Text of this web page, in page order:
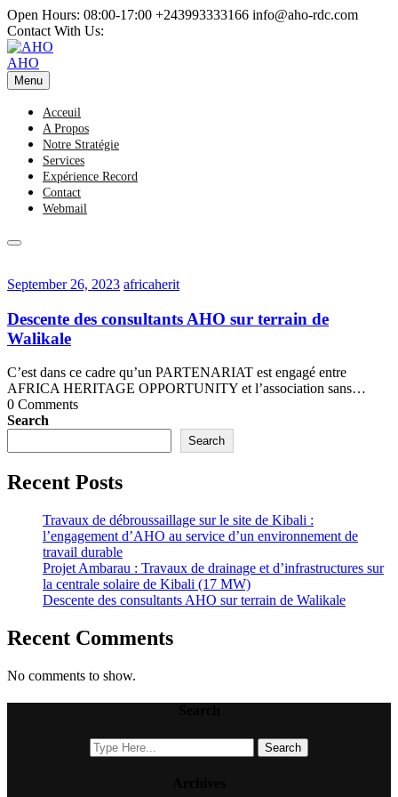
Skip
to
content
Open Hours: 08:00-17:00 +243993333166 info@aho-rdc.com
Contact With Us:
AHO
Menu
Acceuil
A Propos
Notre Stratégie
Services
Expérience Record
Contact
Webmail
September 26, 2023September
2023
africaheritafricaherit
Descente des consultants AHO sur terrain de
Walikale
C’est dans ce cadre qu’un PARTENARIAT est engagé entre
AFRICA HERITAGE OPPORTUNITY et l’association sans…
0 Comments
Search
Search
Recent Posts
Travaux de débroussaillage sur le site de Kibali :
l’engagement d’AHO au service d’un environnement de
travail durable
Projet Ambarau : Travaux de drainage et d’infrastructures sur
la centrale solaire de Kibali (17 MW)
Descente des consultants AHO sur terrain de Walikale
Recent Comments
No comments to show.